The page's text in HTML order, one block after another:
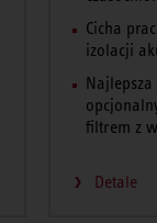
Cicha
izolacji
filtrem z
Detale